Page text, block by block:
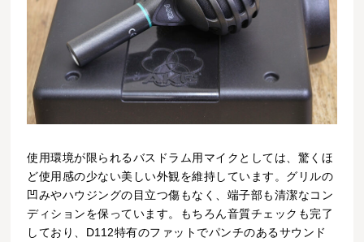
使用環境が限られるバスドラム用マイクとしては、驚くほ
ど使用感の少ない美しい外観を維持しています。グリルの
凹みやハウジングの目立つ傷もなく、端子部も清潔なコン
ディションを保っています。もちろん音質チェックも完了
しており、D112特有のファットでパンチのあるサウンド